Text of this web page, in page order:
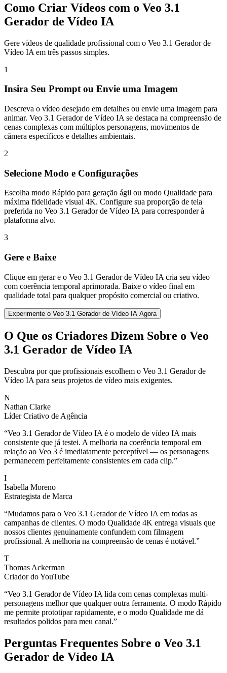
Como Criar Vídeos com o Veo 3.1
Gerador de Vídeo IA
Gere vídeos de qualidade profissional com o Veo 3.1 Gerador de
Vídeo IA em três passos simples.
1
Insira Seu Prompt ou Envie uma Imagem
Descreva o vídeo desejado em detalhes ou envie uma imagem para
animar. Veo 3.1 Gerador de Vídeo IA se destaca na compreensão de
cenas complexas com múltiplos personagens, movimentos de
câmera específicos e detalhes ambientais.
2
Selecione Modo e Configurações
Escolha modo Rápido para geração ágil ou modo Qualidade para
máxima fidelidade visual 4K. Configure sua proporção de tela
preferida no Veo 3.1 Gerador de Vídeo IA para corresponder à
plataforma alvo.
3
Gere e Baixe
Clique em gerar e o Veo 3.1 Gerador de Vídeo IA cria seu vídeo
com coerência temporal aprimorada. Baixe o vídeo final em
qualidade total para qualquer propósito comercial ou criativo.
Experimente o Veo 3.1 Gerador de Vídeo IA Agora
O Que os Criadores Dizem Sobre o Veo
3.1 Gerador de Vídeo IA
Descubra por que profissionais escolhem o Veo 3.1 Gerador de
Vídeo IA para seus projetos de vídeo mais exigentes.
N
Nathan Clarke
Líder Criativo de Agência
“Veo 3.1 Gerador de Vídeo IA é o modelo de vídeo IA mais
consistente que já testei. A melhoria na coerência temporal em
relação ao Veo 3 é imediatamente perceptível — os personagens
permanecem perfeitamente consistentes em cada clip.”
I
Isabella Moreno
Estrategista de Marca
“Mudamos para o Veo 3.1 Gerador de Vídeo IA em todas as
campanhas de clientes. O modo Qualidade 4K entrega visuais que
nossos clientes genuinamente confundem com filmagem
profissional. A melhoria na compreensão de cenas é notável.”
T
Thomas Ackerman
Criador do YouTube
“Veo 3.1 Gerador de Vídeo IA lida com cenas complexas multi-
personagens melhor que qualquer outra ferramenta. O modo Rápido
me permite prototipar rapidamente, e o modo Qualidade me dá
resultados polidos para meu canal.”
Perguntas Frequentes Sobre o Veo 3.1
Gerador de Vídeo IA